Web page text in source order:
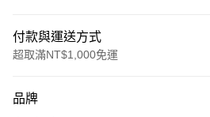
付款與運送方式
超取滿NT$1,000免運
信用卡一次付款
品牌